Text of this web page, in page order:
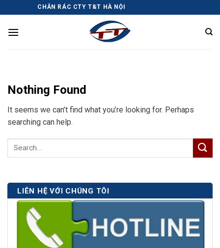
content
CHẮN RÁC CTY T&T HÀ NỘI
Nothing Found
It seems we can’t find what you’re looking for. Perhaps
searching can help.
LIÊN HỆ VỚI CHÚNG TÔI